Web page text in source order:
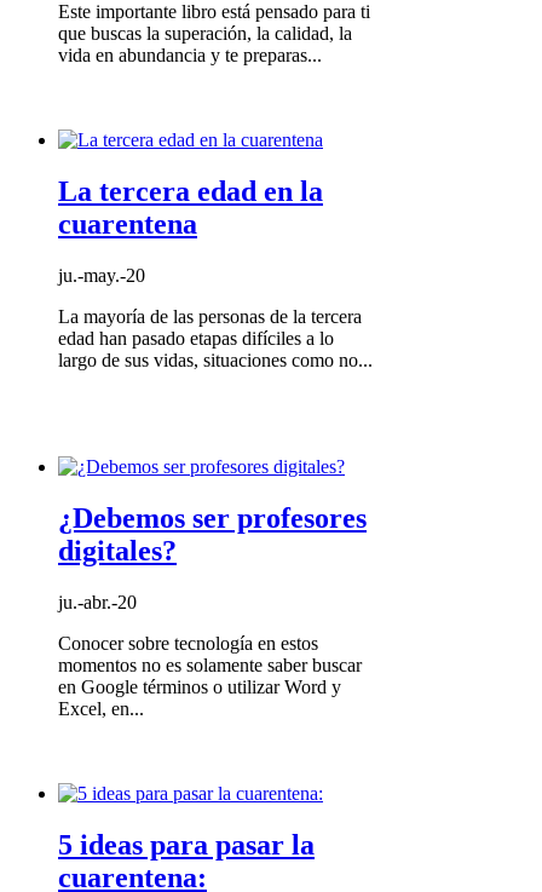
Este importante libro está pensado para ti
que buscas la superación, la calidad, la
vida en abundancia y te preparas...
La tercera edad en la
cuarentena
ju.-may.-20
La mayoría de las personas de la tercera
edad han pasado etapas difíciles a lo
largo de sus vidas, situaciones como no...
¿Debemos ser profesores
digitales?
ju.-abr.-20
Conocer sobre tecnología en estos
momentos no es solamente saber buscar
en Google términos o utilizar Word y
Excel, en...
5 ideas para pasar la
cuarentena: